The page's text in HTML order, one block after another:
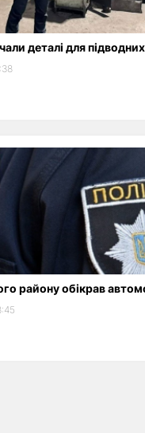
деталі для
району обікрав